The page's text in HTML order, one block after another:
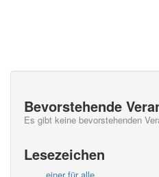
Bevorstehende
Es gibt keine bevorstehenden
Lesezeichen